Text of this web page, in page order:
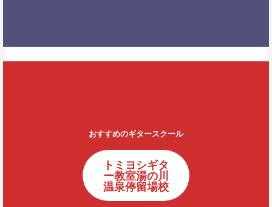
おすすめのギタースクール
トミヨシギタ
ー教室湯の川
温泉停留場校